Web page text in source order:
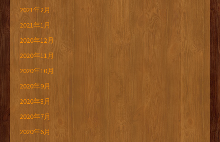
2021年2月
2021年1月
2020年12月
2020年11月
2020年10月
2020年9月
2020年8月
2020年7月
2020年6月